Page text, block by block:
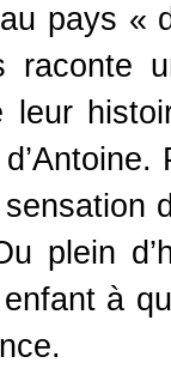
pays
raconte
plein
à